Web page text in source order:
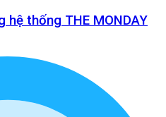
hệ thống THE MONDAY